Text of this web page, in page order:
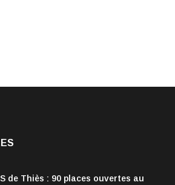
de Thiès : 90 places ouvertes au